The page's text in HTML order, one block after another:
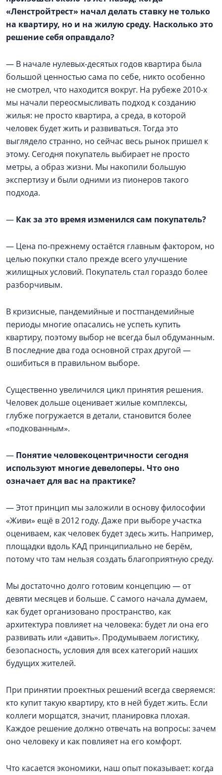
«Ленстройтрест» начал делать ставку не только
на квартиру, но и на жилую среду. Насколько это
решение себя оправдало?
— В начале нулевых-десятых годов квартира была
большой ценностью сама по себе, никто особенно
не смотрел, что находится вокруг. На рубеже 2010-х
мы начали переосмысливать подход к созданию
жилья: не просто квартира, а среда, в которой
человек будет жить и развиваться. Тогда это
выглядело странно, но сейчас весь рынок пришел к
этому. Сегодня покупатель выбирает не просто
метры, а образ жизни. Мы накопили большую
экспертизу и были одними из пионеров такого
подхода.
— Как за это время изменился сам покупатель?
— Цена по-прежнему остаётся главным фактором, но
целью покупки стало прежде всего улучшение
жилищных условий. Покупатель стал гораздо более
разборчивым.
В кризисные, пандемийные и постпандемийные
периоды многие опасались не успеть купить
квартиру, поэтому выбор не всегда был обдуманным.
В последние два года основной страх другой —
ошибиться в правильном выборе.
Существенно увеличился цикл принятия решения.
Человек дольше оценивает жилые комплексы,
глубже погружается в детали, становится более
«подкованным».
— Понятие человекоцентричности сегодня
используют многие девелоперы. Что оно
означает для вас на практике?
— Этот принцип мы заложили в основу философии
«Живи» ещё в 2012 году. Даже при выборе участка
оцениваем, как человек будет здесь жить. Например,
площадки вдоль КАД принципиально не берём,
потому что там нельзя создать благоприятную среду.
Мы достаточно долго готовим концепцию — от
девяти месяцев и больше. С самого начала думаем,
как будет организовано пространство, как
архитектура повлияет на человека: будет ли она его
развивать или «давить». Продумываем логистику,
безопасность, условия для всех категорий наших
будущих жителей.
При принятии проектных решений всегда сверяемся:
кто купит такую квартиру, кто в ней будет жить. Если
коллеги морщатся, значит, планировка плохая.
Каждое решение должно отвечать на вопросы: зачем
оно человеку и как повлияет на его комфорт.
Что касается экономики, наш опыт показывает: когда